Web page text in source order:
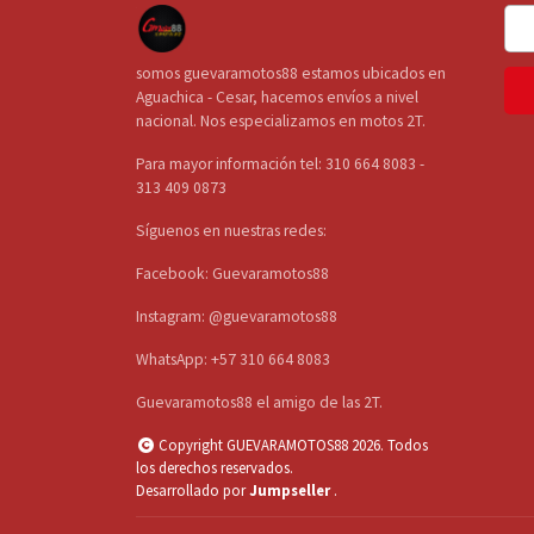
somos guevaramotos88 estamos ubicados en
Aguachica - Cesar, hacemos envíos a nivel
nacional. Nos especializamos en motos 2T.
Para mayor información tel: 310 664 8083 -
313 409 0873
Síguenos en nuestras redes:
Facebook: Guevaramotos88
Instagram: @guevaramotos88
WhatsApp: +57 310 664 8083
Guevaramotos88 el amigo de las 2T.
Copyright GUEVARAMOTOS88 2026. Todos
los derechos reservados.
Desarrollado porJumpseller .